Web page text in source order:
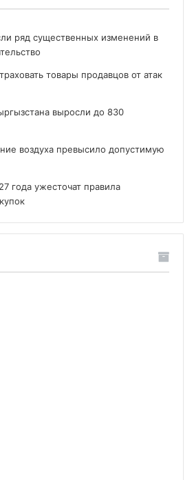
ряд существенных изменений в
товары продавцов от атак
выросли до 830
воздуха превысило допустимую
года ужесточат правила